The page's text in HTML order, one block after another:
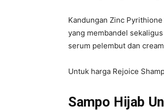
Kandungan Zinc
yang membandel
serum pelembut dan
Untuk harga Rejoice
Sampo Hijab